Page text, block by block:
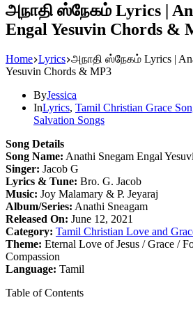
அநாதி ஸ்நேகம் Lyrics |
Engal Yesuvin Chords &
Home Lyrics அநாதி ஸ்நேகம் Lyrics |
Yesuvin Chords & MP3
ByJessica
InLyrics, Tamil Christian Grace
Salvation Songs
Song Details
Song Name: Anathi Snegam Engal
Singer: Jacob G
Lyrics & Tune: Bro. G. Jacob
Music: Joy Malamary & P. Jeyaraj
Album/Series: Anathi Sneagam
Released On: June 12, 2021
Category: Tamil Christian Love and
Theme: Eternal Love of Jesus / Grace /
Compassion
Language: Tamil
Table of Contents